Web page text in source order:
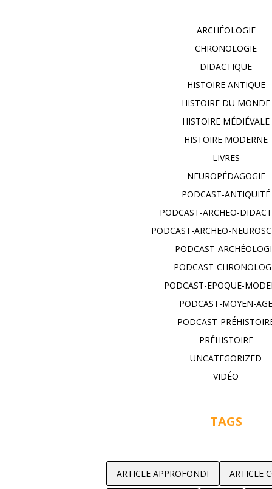
ARCHÉOLOGIE
CHRONOLOGIE
DIDACTIQUE
HISTOIRE ANTIQUE
HISTOIRE DU MONDE
HISTOIRE MÉDIÉVALE
HISTOIRE MODERNE
LIVRES
NEUROPÉDAGOGIE
PODCAST-ANTIQUITÉ
PODCAST-ARCHEO-
PODCAST-ARCHEO-
PODCAST-
PODCAST-
PODCAST-EPOQUE-
PODCAST-MOYEN-
PODCAST-
PRÉHISTOIRE
UNCATEGORIZED
VIDÉO
TAGS
ARTICLE APPROFONDI ARTICLE